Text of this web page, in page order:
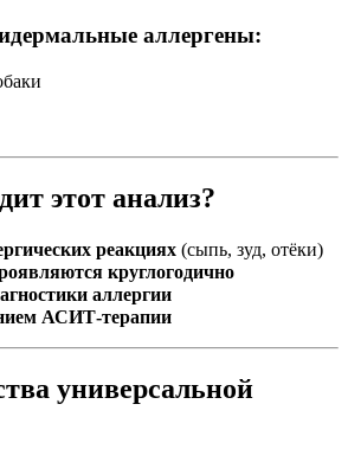
аллергены:
этот анализ?
реакциях (сыпь, зуд, отёки)
круглогодично
аллергии
АСИТ-терапии
универсальной